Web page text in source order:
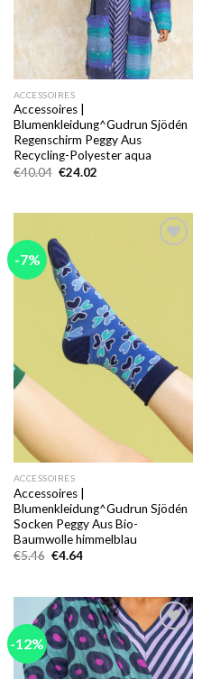
ACCESSOIRES
Accessoires |
Blumenkleidung^Gudrun Sjödén
Regenschirm Peggy Aus
Recycling-Polyester aqua
€40.04 Ursprünglicher
€24.02Aktueller
-7%
ACCESSOIRES
Accessoires |
Blumenkleidung^Gudrun Sjödén
Socken Peggy Aus Bio-
Baumwolle himmelblau
€5.46 Ursprünglicher
€4.64Aktueller
-12%
Add to
wishlist